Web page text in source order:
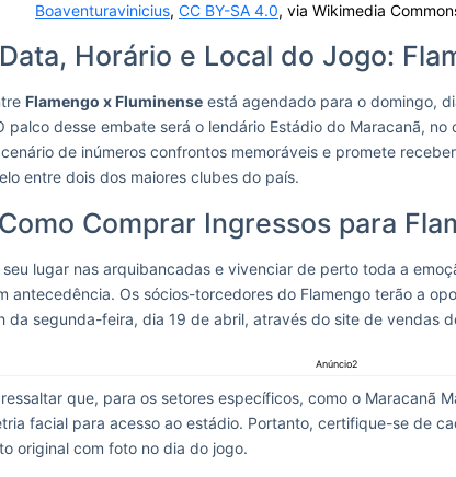
Boaventuravinicius, CC BY-SA 4.0, via Wikimedia
Data, Horário e Local do Jogo:
Flamengo x Fluminense está agendado para o domingo,
palco desse embate será o lendário Estádio do Maracanã,
de inúmeros confrontos memoráveis e promete
entre dois dos maiores clubes do país.
Como Comprar Ingressos para
lugar nas arquibancadas e vivenciar de perto toda a
antecedência. Os sócios-torcedores do Flamengo terão a
da segunda-feira, dia 19 de abril, através do site de vendas
Anúncio2
que, para os setores específicos, como o Maracanã
facial para acesso ao estádio. Portanto, certifique-se de
original com foto no dia do jogo.